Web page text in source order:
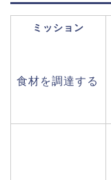
ミッション
食材を調達する